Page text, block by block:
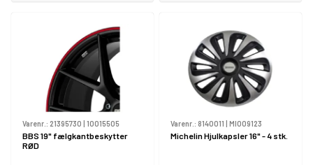
Varenr.: 21395730 | 10015505
BBS 19" fælgkantbeskytter
RØD
Varenr.: 8140011 | MI009123
Michelin Hjulkapsler 16" - 4 stk.